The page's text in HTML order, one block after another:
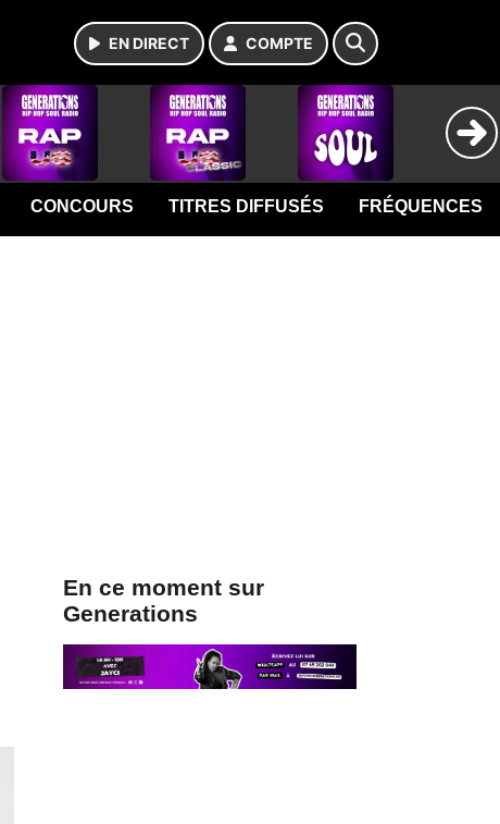
EN DIRECT COMPTE
CONCOURS TITRES DIFFUSÉS FRÉQUENCES
En ce moment sur
Generations